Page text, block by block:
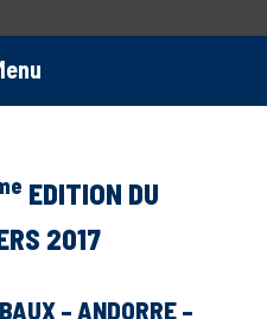
EDITION DU
2017
– ANDORRE –